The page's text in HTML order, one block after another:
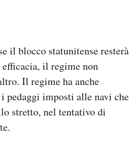
il blocco statunitense resterà
il regime non
Il regime ha anche
i pedaggi imposti alle navi che
stretto, nel tentativo di